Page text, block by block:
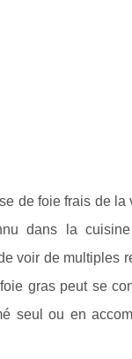
de foie frais de
dans la
voir de
gras peut se
seul ou en